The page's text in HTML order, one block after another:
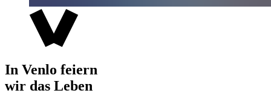
In Venlo feiern
wir das Leben